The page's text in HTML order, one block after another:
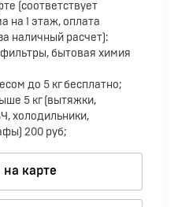
(соответствует
на 1 этаж, оплата
наличный расчет):
бытовая химия
до 5 кг бесплатно;
5 кг (вытяжки,
холодильники,
200 руб;
карте